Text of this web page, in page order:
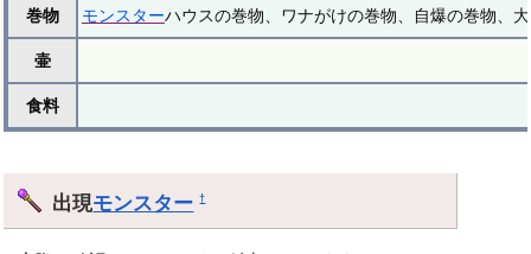
巻物 モンスターハウスの巻物、ワナがけの巻物、自爆の巻物、
壷
食料
出現モンスター †